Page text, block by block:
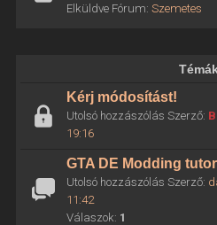
Elküldve Fórum: Szemetes
Kérj módosítást!
Utolsó hozzászólás Szerző:
19:16
GTA DE Modding
Utolsó hozzászólás Szerző:
11:42
Válaszok: 1